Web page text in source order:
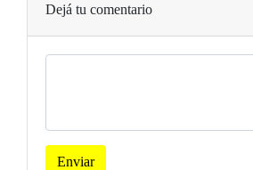
Dejá tu comentario
Enviar